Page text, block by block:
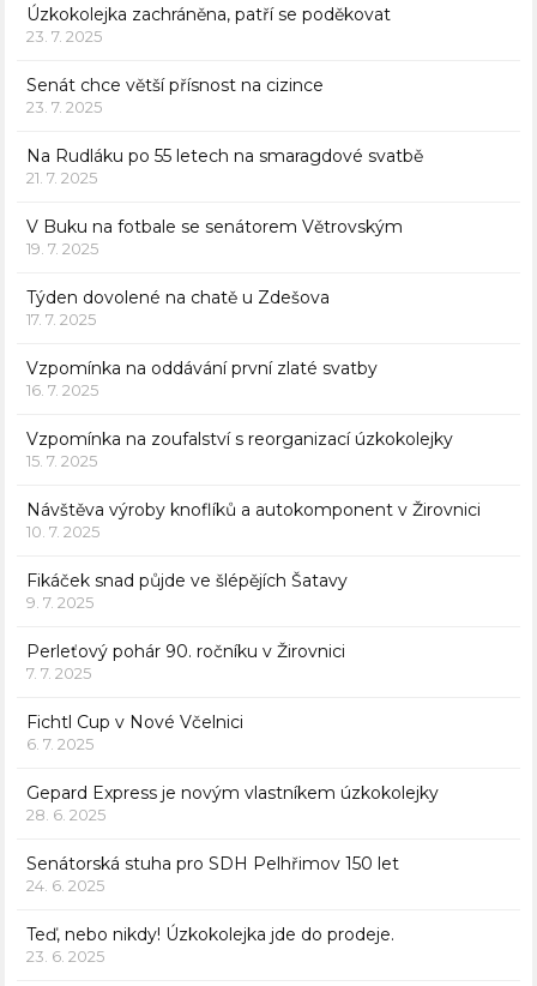
Úzkokolejka zachráněna, patří se poděkovat
23. 7. 2025
Senát chce větší přísnost na cizince
23. 7. 2025
Na Rudláku po 55 letech na smaragdové svatbě
21. 7. 2025
V Buku na fotbale se senátorem Větrovským
19. 7. 2025
Týden dovolené na chatě u Zdešova
17. 7. 2025
Vzpomínka na oddávání první zlaté svatby
16. 7. 2025
Vzpomínka na zoufalství s reorganizací úzkokolejky
15. 7. 2025
Návštěva výroby knoflíků a autokomponent v Žirovnici
10. 7. 2025
Fikáček snad půjde ve šlépějích Šatavy
9. 7. 2025
Perleťový pohár 90. ročníku v Žirovnici
7. 7. 2025
Fichtl Cup v Nové Včelnici
6. 7. 2025
Gepard Express je novým vlastníkem úzkokolejky
28. 6. 2025
Senátorská stuha pro SDH Pelhřimov 150 let
24. 6. 2025
Teď, nebo nikdy! Úzkokolejka jde do prodeje.
23. 6. 2025